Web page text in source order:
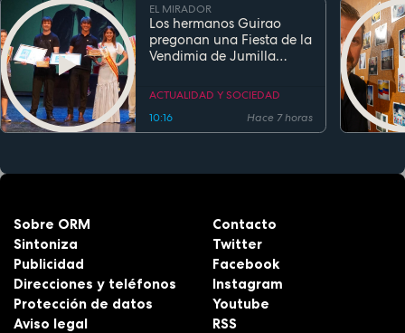
EL MIRADOR
Los hermanos Guirao
pregonan una Fiesta de la
Vendimia de Jumilla
los recuerdos de infancia
ACTUALIDAD Y SOCIEDAD
10:16
Hace 7 horas
Sobre ORM
Sintoniza
Publicidad
Direcciones y teléfonos
Protección de datos
Aviso legal
Contacto
Twitter
Facebook
Instagram
Youtube
RSS